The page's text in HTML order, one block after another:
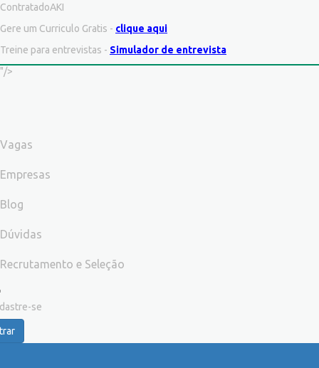
ContratadoAKI
Gere um Curriculo Gratis - clique aqui
Treine para entrevistas - Simulador de entrevista
"/>
Vagas
Empresas
Blog
Dúvidas
Recrutamento e Seleção
se